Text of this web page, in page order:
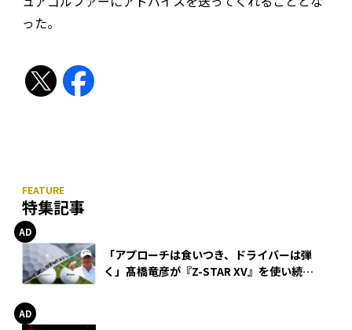
った。
特集記事
「アプローチは食いつき、ドライバーは弾
く」髙橋竜彦が『Z-STAR XV』を使い続け